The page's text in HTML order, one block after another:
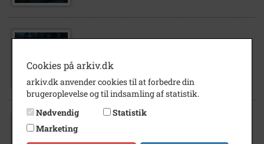
-03
Cookies på arkiv.dk
arkiv.dk anvender cookies til at forbedre din
brugeroplevelse og til indsamling af statistik.
Nødvendig
Statistik
Marketing